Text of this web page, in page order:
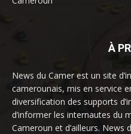
À
News du Camer est un site
camerounais, mis en service
diversification des supports
d’informer les internautes du
Cameroun et d’ailleurs. News